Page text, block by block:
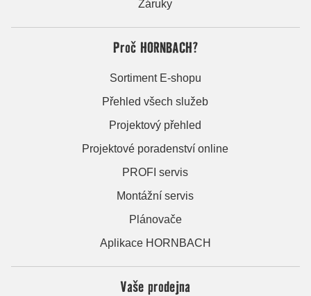
Záruky
Proč HORNBACH?
Sortiment E-shopu
Přehled všech služeb
Projektový přehled
Projektové poradenství online
PROFI servis
Montážní servis
Plánovače
Aplikace HORNBACH
Vaše prodejna